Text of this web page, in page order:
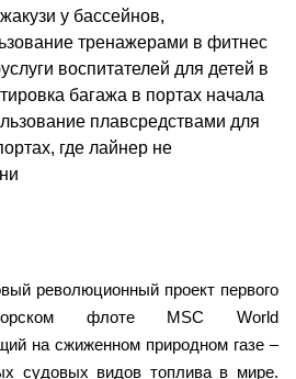
революционный проект первого
флоте MSC World
на сжиженном природном газе –
судовых видов топлива в мире.
у бассейнов,
тренажерами в фитнес
воспитателей для детей в
багажа в портах начала
плавсредствами для
где лайнер не